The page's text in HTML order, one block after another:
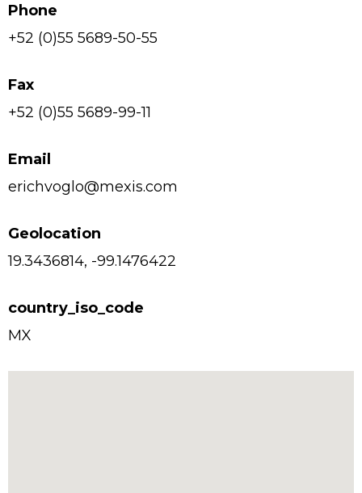
Phone
+52 (0)55 5689-50-55
Fax
+52 (0)55 5689-99-11
Email
erichvoglo@mexis.com
Geolocation
19.3436814, -99.1476422
country_iso_code
MX